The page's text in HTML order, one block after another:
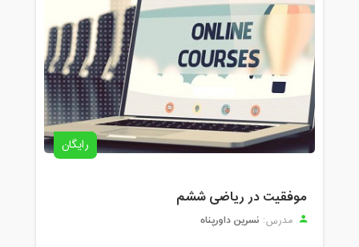
رایگان
موفقیت در ریاضی ششم
مدرس: نسرین داورپناه